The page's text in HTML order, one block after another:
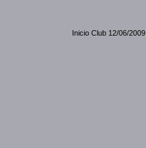
Inicio Club 12/06/2009